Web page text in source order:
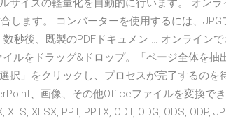
サイズの軽量化を自動的に行います。 オンラ
します。 コンバーターを使用するには、
数秒後、既製のPDFドキュメン … オンライン
ルをドラッグ&ドロップ。「ページ全体を抽
択」をクリックし、プロセスが完了するのを
、画像、その他Officeファイルを変換で
XLSX, PPT, PPTX, ODT, ODG, ODS, ODP,